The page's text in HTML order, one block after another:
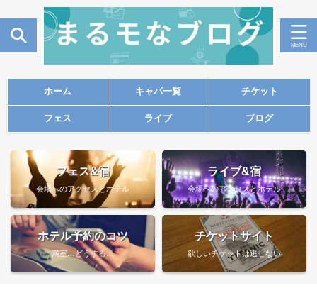
ホーム キャパ一覧 チケット
フェス ライブ ブログ
フェス&宿
会場へのアクセスとホテル
ライブ&宿
会場へのアクセスとホテル
ホテル予約のコツ
満室…どうする…
チケットサイト
欲しいチケットは逃せない